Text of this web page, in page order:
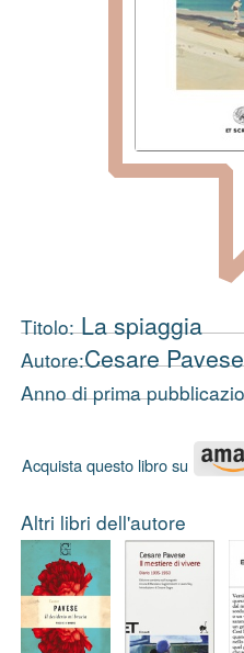
Titolo:La spiaggia
Autore:Cesare Pavese
Anno di prima
Acquista questo libro su
Altri libri dell'autore